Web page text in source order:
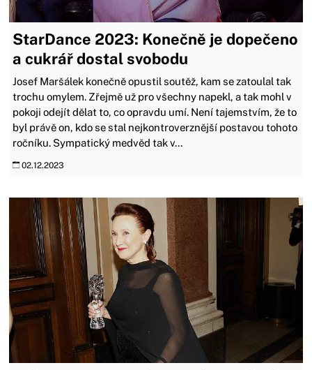
StarDance 2023: Konečně je dopečeno
a cukrář dostal svobodu
Josef Maršálek konečně opustil soutěž, kam se zatoulal tak
trochu omylem. Zřejmě už pro všechny napekl, a tak mohl v
pokoji odejít dělat to, co opravdu umí. Není tajemstvím, že to
byl právě on, kdo se stal nejkontroverznější postavou tohoto
ročníku. Sympatický medvěd tak v...
02.12.2023